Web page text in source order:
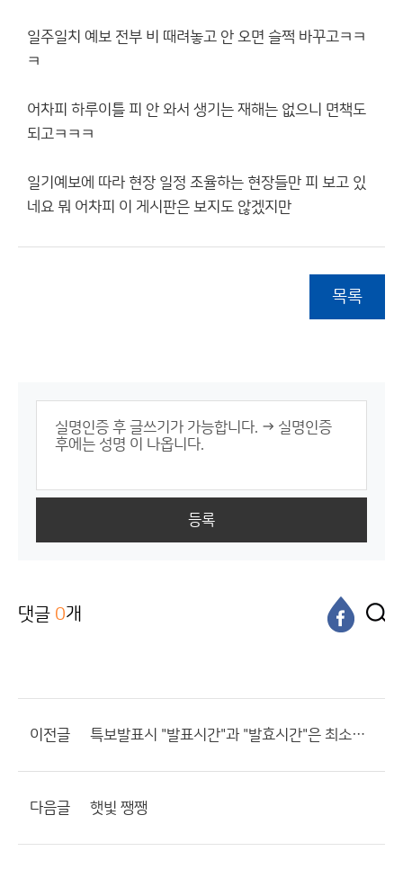
일주일치 예보 전부 비 때려놓고 안 오면 슬쩍 바꾸고ㅋㅋ
ㅋ
어차피 하루이틀 피 안 와서 생기는 재해는 없으니 면책도
되고ㅋㅋㅋ
일기예보에 따라 현장 일정 조율하는 현장들만 피 보고 있
네요 뭐 어차피 이 게시판은 보지도 않겠지만
목록
등록
댓글 0개
이전글 특보발표시 "발표시간"과 "발효시간"은 최소한 1~2시간 차이를 두고 예보해주세요!
다음글 햇빛 쨍쨍